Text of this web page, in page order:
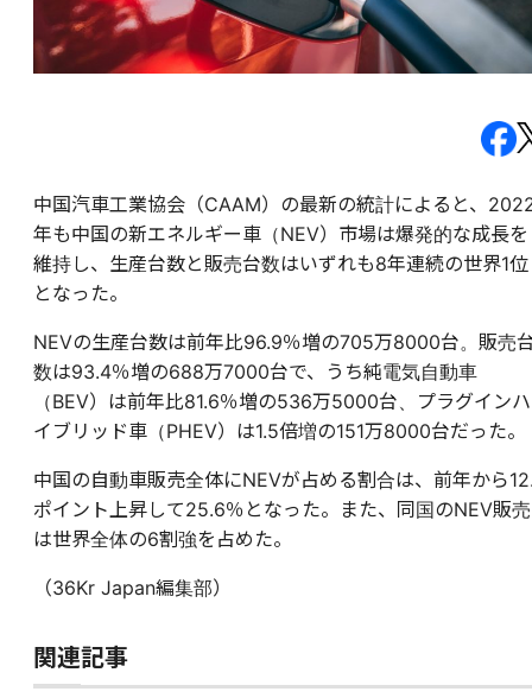
中国汽車工業協会（CAAM）の最新の統計によると、
年も中国の新エネルギー車（NEV）市場は爆発的な成長を
維持し、生産台数と販売台数はいずれも8年連続の世界1位
となった。
NEVの生産台数は前年比96.9％増の705万8000台。販売
数は93.4％増の688万7000台で、うち純電気自動車
（BEV）は前年比81.6％増の536万5000台、プラグインハ
イブリッド車（PHEV）は1.5倍増の151万8000台だった。
中国の自動車販売全体にNEVが占める割合は、前年から
ポイント上昇して25.6％となった。また、同国のNEV販売
は世界全体の6割強を占めた。
（36Kr Japan編集部）
関連記事